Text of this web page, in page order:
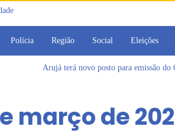
Polícia Região Social Eleições
Arujá terá novo posto para emissão do
Dalvana Penha toma posse como
Escola do Legislativo de Arujá entrega
março de